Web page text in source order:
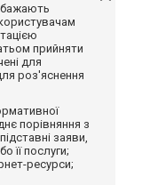
бажають
прийняти
для
роз'яснення
порівняння з
заяви,
її послуги;
ресурси;